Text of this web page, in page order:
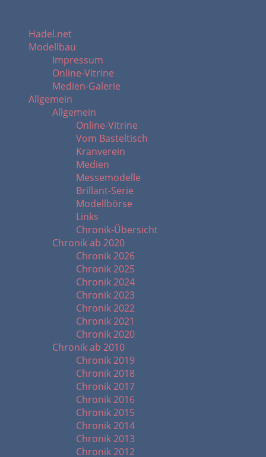
Hadel.net
Modellbau
Impressum
Online-Vitrine
Medien-Galerie
Allgemein
Allgemein
Online-Vitrine
Vom Basteltisch
Kranverein
Medien
Messemodelle
Brillant-Serie
Modellbörse
Links
Chronik-Übersicht
Chronik ab 2020
Chronik 2026
Chronik 2025
Chronik 2024
Chronik 2023
Chronik 2022
Chronik 2021
Chronik 2020
Chronik ab 2010
Chronik 2019
Chronik 2018
Chronik 2017
Chronik 2016
Chronik 2015
Chronik 2014
Chronik 2013
Chronik 2012